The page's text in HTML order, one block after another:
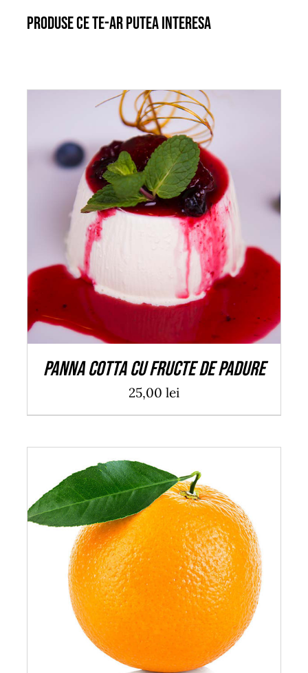
Produse ce te-ar putea interesa
ADAUGĂ ÎN COȘ / DETALII
Panna cotta cu fructe de padure
25,00 lei
ADAUGĂ ÎN COȘ / DETALII